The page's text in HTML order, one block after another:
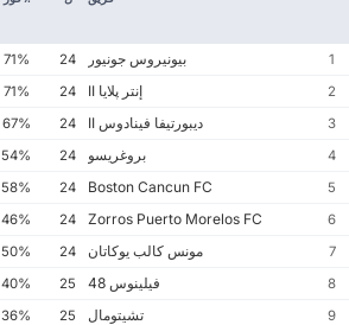
1 بيونيروس جونيور 24
71%
2
إنتر پلايا II 24
71%
3
ديبورتيفا فينادوس II 24
67%
4
بروغريسو 24
54%
5
24
58%
6
24
46%
7
مونس كالب يوكاتان 24
50%
8
فيلينوس 48 25
40%
9
تشيتومال 25
36%